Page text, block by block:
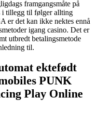
framgangsmåte på
i tillegg til følger allting
er det kan ikke nektes ennå
igang casino. Det er
utbredt betalingsmetode
til.
ektefødt
PUNK
Play Online